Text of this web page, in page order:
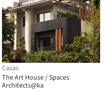
Casas
The Art House / Spaces
Architects@ka